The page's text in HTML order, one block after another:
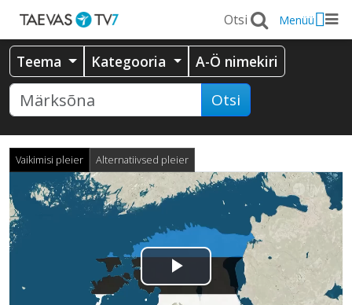
Menüü
Teema Kategooria A-Ö nimekiri
Otsi
Vaikimisi pleier Alternatiivsed pleier
Esita